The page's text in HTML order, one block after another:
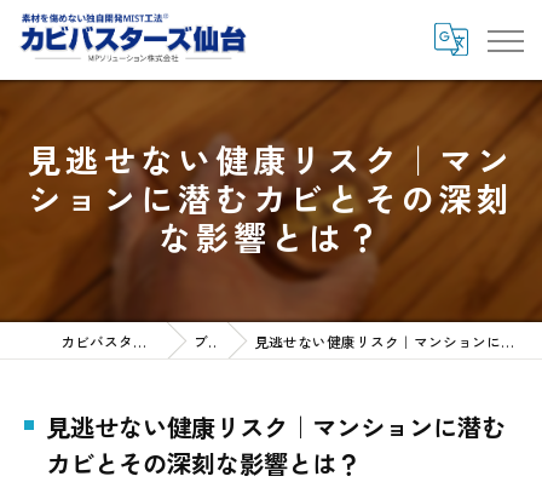
見逃せない健康リスク｜マン
ションに潜むカビとその深刻
な影響とは？
カビバスターズ仙台HOME ブログ 見逃せない健康リスク｜マンションに潜むカビとその深刻な影響とは？
見逃せない健康リスク｜マンションに潜む
カビとその深刻な影響とは？